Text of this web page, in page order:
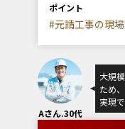
ポイント
#元請工事の現
Aさん.30代
大規
ため
実現